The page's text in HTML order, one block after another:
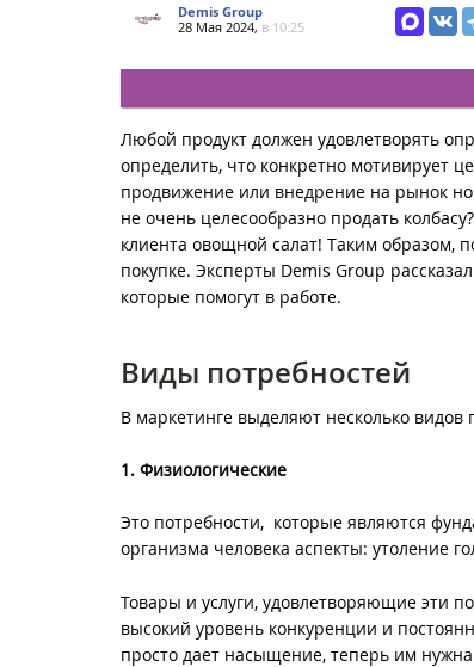
Demis Group
28 Мая 2024, в 10:25
Любой продукт должен удовлетворять
определить, что конкретно мотивирует
продвижение или внедрение на рынок
не очень целесообразно продать
клиента овощной салат! Таким образом,
покупке. Эксперты Demis Group
которые помогут в работе.
Виды потребностей
В маркетинге выделяют несколько видов
1. Физиологические
Это потребности, которые являются
организма человека аспекты: утоление
Товары и услуги, удовлетворяющие эти
высокий уровень конкуренции и
просто дает насыщение, теперь им